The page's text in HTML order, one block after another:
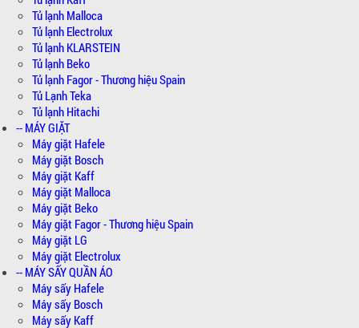
Tủ lạnh Malloca
Tủ lạnh Electrolux
Tủ lạnh KLARSTEIN
Tủ lạnh Beko
Tủ lạnh Fagor - Thương hiệu Spain
Tủ Lạnh Teka
Tủ lạnh Hitachi
-- MÁY GIẶT
Máy giặt Hafele
Máy giặt Bosch
Máy giặt Kaff
Máy giặt Malloca
Máy giặt Beko
Máy giặt Fagor - Thương hiệu Spain
Máy giặt LG
Máy giặt Electrolux
-- MÁY SẤY QUẦN ÁO
Máy sấy Hafele
Máy sấy Bosch
Máy sấy Kaff